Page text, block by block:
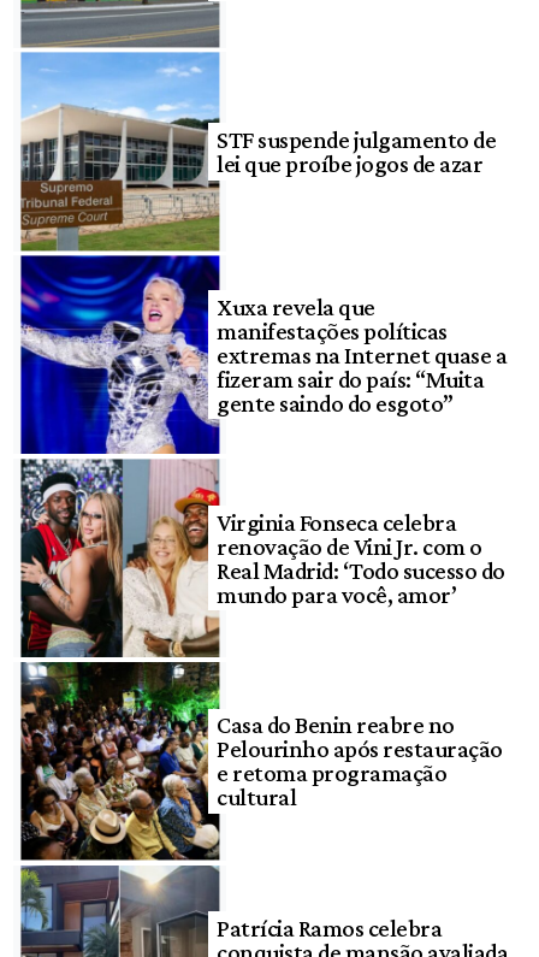
STF suspende julgamento de
lei que proíbe jogos de azar
Xuxa revela que
manifestações políticas
extremas na Internet quase a
fizeram sair do país: “Muita
gente saindo do esgoto”
Virginia Fonseca celebra
renovação de Vini Jr. com o
Real Madrid: ‘Todo sucesso do
mundo para você, amor’
Casa do Benin reabre no
Pelourinho após restauração
e retoma programação
cultural
Patrícia Ramos celebra